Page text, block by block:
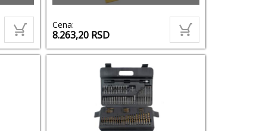
Cena:
8.263,20 RSD